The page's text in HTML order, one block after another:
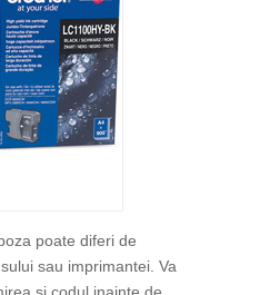
poate diferi de
sau imprimantei. Va